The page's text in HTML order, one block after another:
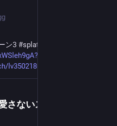
ン3 #splatoon3
lv350218001
さないスプラトゥーン